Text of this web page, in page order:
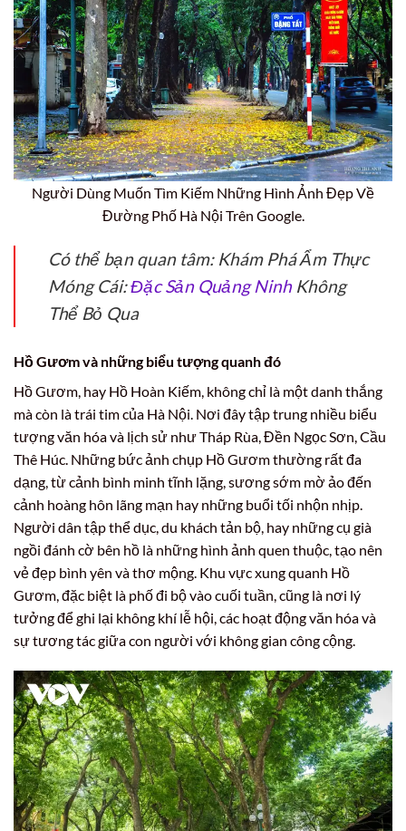
Người Dùng Muốn Tìm Kiếm Những Hình Ảnh Đẹp Về
Đường Phố Hà Nội Trên Google.
Có thể bạn quan tâm: Khám Phá Ẩm Thực
Móng Cái:Đặc Sản Quảng NinhKhông
Thể Bỏ Qua
Hồ Gươm và những biểu tượng quanh đó
Hồ Gươm, hay Hồ Hoàn Kiếm, không chỉ là một danh thắng
mà còn là trái tim của Hà Nội. Nơi đây tập trung nhiều biểu
tượng văn hóa và lịch sử như Tháp Rùa, Đền Ngọc Sơn, Cầu
Thê Húc. Những bức ảnh chụp Hồ Gươm thường rất đa
dạng, từ cảnh bình minh tĩnh lặng, sương sớm mờ ảo đến
cảnh hoàng hôn lãng mạn hay những buổi tối nhộn nhịp.
Người dân tập thể dục, du khách tản bộ, hay những cụ già
ngồi đánh cờ bên hồ là những hình ảnh quen thuộc, tạo nên
vẻ đẹp bình yên và thơ mộng. Khu vực xung quanh Hồ
Gươm, đặc biệt là phố đi bộ vào cuối tuần, cũng là nơi lý
tưởng để ghi lại không khí lễ hội, các hoạt động văn hóa và
sự tương tác giữa con người với không gian công cộng.